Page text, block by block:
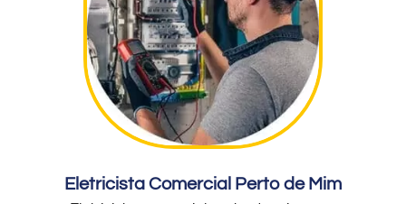
Eletricista Comercial Perto de Mim